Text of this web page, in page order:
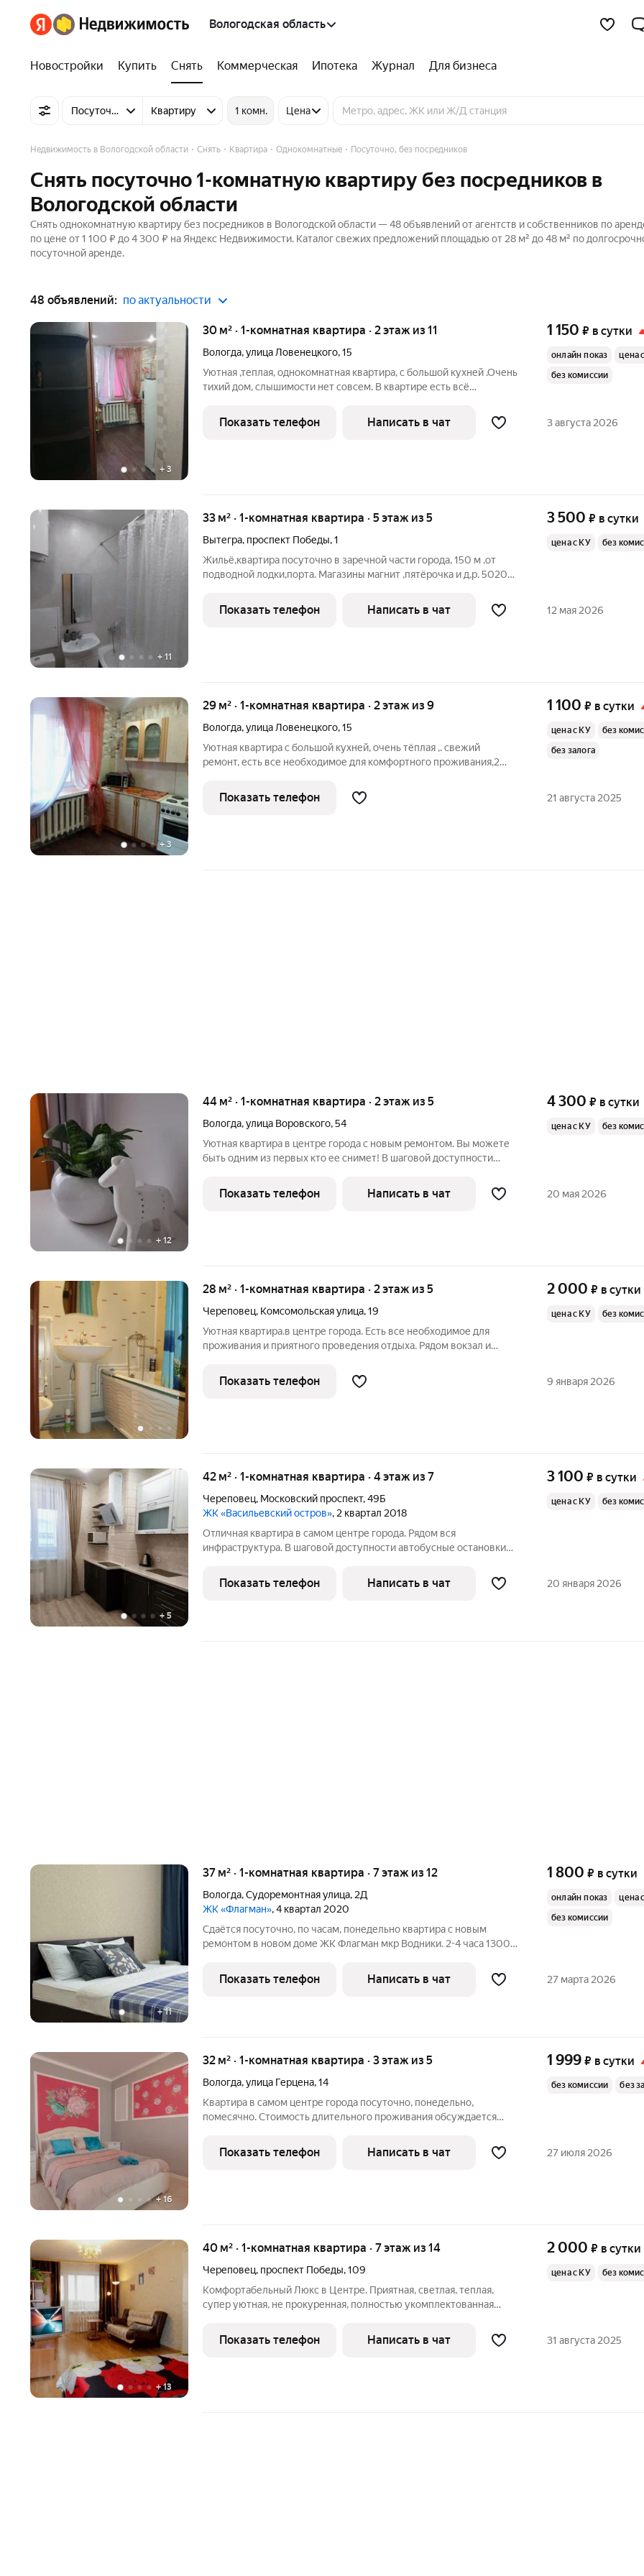
Вологодская область
Новостройки Купить Снять Коммерческая Ипотека Журнал Для бизнеса
Посуточно Квартиру 1 комн. Цена
Недвижимость в Вологодской области Снять Квартира Однокомнатные Посуточно, без посредников
Снять посуточно 1-комнатную квартиру без посредников в
Вологодской области
Снять однокомнатную квартиру без посредников в Вологодской области — 48 объявлений от агентств и собственников по
по цене от 1 100 ₽ до 4 300 ₽ на Яндекс Недвижимости. Каталог свежих предложений площадью от 28 м² до 48 м² по
посуточной аренде.
48 объявлений: по актуальности
+ 3
30 м² · 1-комнатная квартира · 2 этаж из 11
Вологда,улица Ловенецкого,15
Уютная ,теплая, однокомнатная квартира, с большой кухней .Очень
тихий дом, слышимости нет совсем. В квартире есть всё
бельё, моющие средства, средства для стирки. два телевизора,
приставками на
1 150 ₽ в сутки
онлайн показ
цена
без комиссии
Показать телефон Написать в чат 3 августа 2026
+ 11
33 м² · 1-комнатная квартира · 5 этаж из 5
Вытегра, проспект Победы,1
Жильё,квартира посуточно в заречной части города, 150 м .от
подводной лодки,порта. Магазины магнит ,пятёрочка и д.р. 50200
бассейн и т.д .В квартире есть всё необходимое для комфортного
3 500 ₽ в сутки
цена с КУ без
Показать телефон Написать в чат 12 мая 2026
+3
29 м² · 1-комнатная квартира · 2 этаж из 9
Вологда,улица Ловенецкого,15
Уютная квартира с большой кухней, очень тёплая ,. свежий
ремонт, есть все необходимое для комфортного проживания,2
парка Победы.,рядом с железнодорожным и автовокзалом.,в доме
1 100 ₽ в сутки
цена с КУ
без
без залога
Показать телефон 21 августа 2025
+ 12
44 м² · 1-комнатная квартира · 2 этаж из 5
Вологда,улица Воровского,54
Уютная квартира в центре города с новым ремонтом. Вы можете
быть одним из первых кто ее снимет! В шаговой доступности
Вологодский кремль (1,2 км), - Софийский собор (1,2 км), -
Кремлёвская площадь
4 300 ₽ в сутки
цена с КУ без
Показать телефон Написать в чат 20 мая 2026
28 м² · 1-комнатная квартира · 2 этаж из 5
Череповец, Комсомольская улица,19
Уютная квартира.в центре города. Есть все необходимое для
проживания и приятного проведения отдыха. Рядом вокзал и
Минимальное почасовое время 2 часа: 2 часа - 1200 3 часа - 1500
Квартиры сдаются
2 000 ₽ в сутки
цена с КУ без
Показать телефон 9 января 2026
+ 5
42 м² · 1-комнатная квартира · 4 этаж из 7
Череповец, Московский проспект,49Б
ЖК «Васильевский остров», 2 квартал 2018
Отличная квартира в самом центре города. Рядом вся
инфраструктура. В шаговой доступности автобусные остановки
Интерсити.
3 100 ₽ в сутки
цена с КУ без
Показать телефон Написать в чат 20 января 2026
+11
37 м² · 1-комнатная квартира · 7 этаж из 12
Вологда,Судоремонтная улица, 2Д
ЖК «Флагман», 4 квартал 2020
Сдаётся посуточно, по часам, понедельно квартира с новым
ремонтом в новом доме ЖК Флагман мкр Водники. 2-4 часа 1300
на машине. квартира оборудована всем необходимым, имеется
телевизор,
1 800 ₽ в сутки
онлайн показ
цена
без комиссии
Показать телефон Написать в чат 27 марта 2026
+16
32 м² · 1-комнатная квартира · 3 этаж из 5
Вологда,улица Герцена,14
Квартира в самом центре города посуточно, понедельно,
помесячно. Стоимость длительного проживания обсуждается
командировку и варьируется от количества человек и сроков
проживания. В
1 999 ₽ в сутки
без комиссии без
Показать телефон Написать в чат 27 июля 2026
+13
40 м² · 1-комнатная квартира · 7 этаж из 14
Череповец, проспект Победы,109
Комфортабельный Люкс в Центре. Приятная, светлая, теплая,
супер уютная, не прокуренная, полностью укомплектованная
приезжих: в наличии вся бытовая техника, новая широкая
двуспальная кровать, новый
2 000 ₽ в сутки
цена с КУ без
Показать телефон Написать в чат 31 августа 2025